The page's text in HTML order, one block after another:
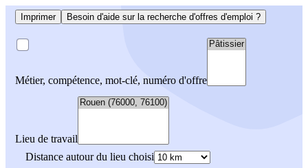
Imprimer Besoin d'aide sur la recherche d'offres d'emploi ?
Métier, compétence, mot-clé, numéro d'offre
Lieu de travail
Distance autour du lieu choisi